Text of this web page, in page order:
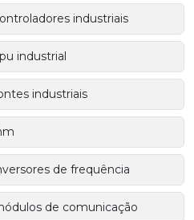
industriais
industrial
industriais
de frequência
de comunicação